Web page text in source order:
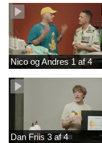
Nico og Andres 1 af 4
Dan Friis 3 af 4